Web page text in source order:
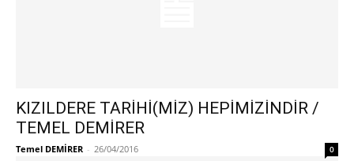
KIZILDERE TARİHİ(MİZ) HEPİMİZİNDİR /
TEMEL DEMİRER
Temel DEMİRER - 26/04/2016 0